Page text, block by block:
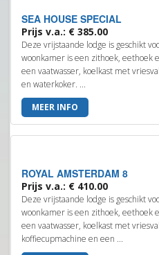
SEA HOUSE SPECIAL
Prijs v.a.: € 385.00
Deze vrijstaande lodge is geschikt
woonkamer is een zithoek, eethoek
een vaatwasser, koelkast met
en waterkoker. ...
MEER INFO
ROYAL AMSTERDAM 8
Prijs v.a.: € 410.00
Deze vrijstaande lodge is geschikt
woonkamer is een zithoek, eethoek
een vaatwasser, koelkast met
koffiecupmachine en een ...